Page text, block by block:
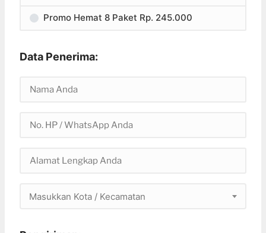
Promo Hemat 8 Paket Rp. 245.000
Data Penerima:
Masukkan Kota / Kecamatan